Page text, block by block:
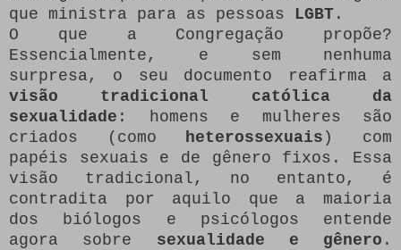
que ministra para as pessoas LGBT .
O que a Congregação propõe?
Essencialmente, e sem nenhuma
surpresa, o seu documento reafirma a
visão tradicional católica da
sexualidade : homens e mulheres são
criados (como
heterossexuais ) com
papéis sexuais e de gênero fixos. Essa
visão tradicional, no entanto, é
contradita por aquilo que a maioria
dos biólogos e psicólogos entende
agora sobre sexualidade e gênero .